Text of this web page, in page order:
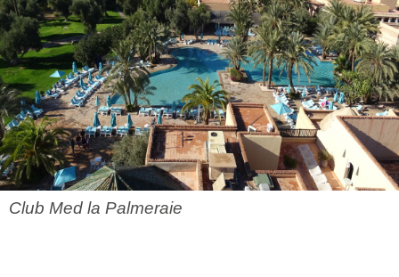
Club Med la Palmeraie